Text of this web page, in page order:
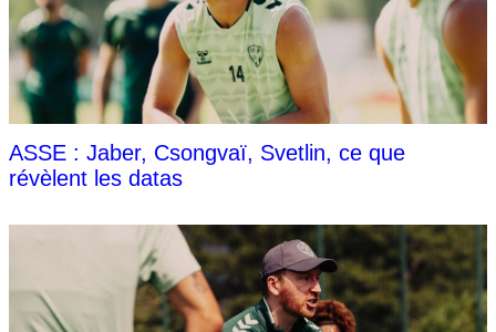
ASSE : Jaber, Csongvaï, Svetlin, ce que
révèlent les datas